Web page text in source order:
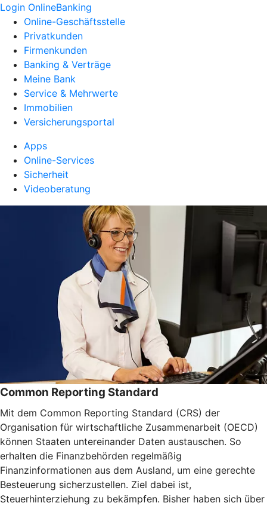
Login OnlineBanking
Online-Geschäftsstelle
Privatkunden
Firmenkunden
Banking & Verträge
Meine Bank
Service & Mehrwerte
Immobilien
Versicherungsportal
Apps
Online-Services
Sicherheit
Videoberatung
Common Reporting Standard
Mit dem Common Reporting Standard (CRS) der
Organisation für wirtschaftliche Zusammenarbeit (OECD)
können Staaten untereinander Daten austauschen. So
erhalten die Finanzbehörden regelmäßig
Finanzinformationen aus dem Ausland, um eine gerechte
Besteuerung sicherzustellen. Ziel dabei ist,
Steuerhinterziehung zu bekämpfen. Bisher haben sich über